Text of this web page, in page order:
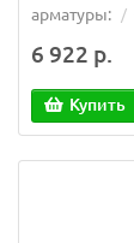
арматуры:
6 922 р.
Купить